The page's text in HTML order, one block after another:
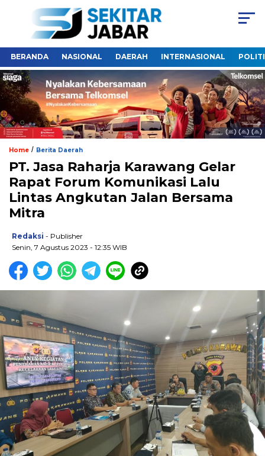
BERANDA NASIONAL DAERAH INTERNASIONAL
Home / Berita Daerah
PT. Jasa Raharja Karawang Gelar
Rapat Forum Komunikasi Lalu
Lintas Angkutan Jalan Bersama
Mitra
Redaksi - Publisher
Senin, 7 Agustus 2023 - 12:35 WIB